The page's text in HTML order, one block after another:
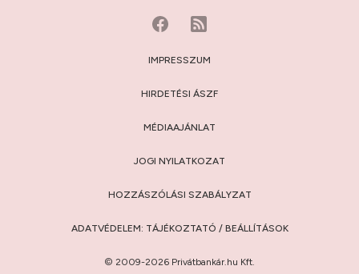
IMPRESSZUM
HIRDETÉSI ÁSZF
MÉDIAAJÁNLAT
JOGI NYILATKOZAT
HOZZÁSZÓLÁSI SZABÁLYZAT
ADATVÉDELEM: TÁJÉKOZTATÓ / BEÁLLÍTÁSOK
© 2009-2026 Privátbankár.hu Kft.